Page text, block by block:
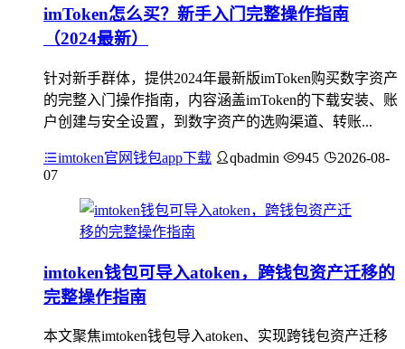
imToken怎么买？新手入门完整操作指南
（2024最新）
针对新手群体，提供2024年最新版imToken购买数字资产
的完整入门操作指南，内容涵盖imToken的下载安装、账
户创建与安全设置，到数字资产的选购渠道、转账...
imtoken官网钱包app下载 qbadmin 945
2026-08-
07
imtoken钱包可导入atoken，跨钱包资产迁移的
完整操作指南
本文聚焦imtoken钱包导入atoken、实现跨钱包资产迁移